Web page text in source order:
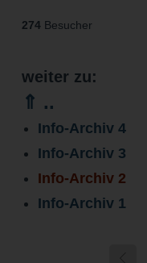
274 Besucher
weiter zu:
⇑ ..
Info-Archiv 4
Info-Archiv 3
Info-Archiv 2
Info-Archiv 1